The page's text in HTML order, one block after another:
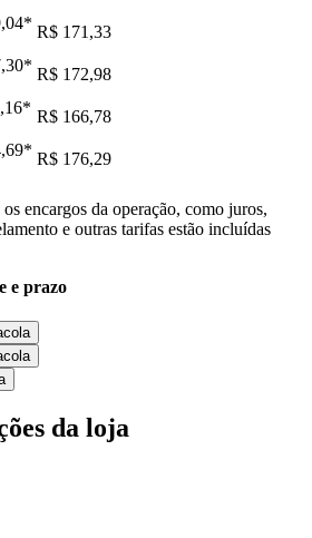
* R$ 171,33
* R$ 172,98
* R$ 166,78
* R$ 176,29
encargos da operação, como juros,
e outras tarifas estão incluídas
e prazo
da loja